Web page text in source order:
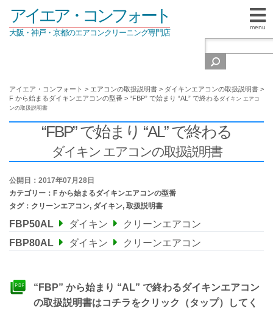
menu
アイエア・コンフォート
大阪・神戸・京都のエアコンクリーニング専門店
アイエア・コンフォート > エアコンの取扱説明書 > ダイキンエアコンの取扱説明書 >
F から始まるダイキンエアコンの型番 > “FBP” で始まり “AL” で終わる ダイキン エアコ
ンの取扱説明書
“FBP” で始まり “AL” で終わる
ダイキン エアコンの取扱説明書
公開日：2017年07月28日
カテゴリー： F から始まるダイキンエアコンの型番
タグ： クリーンエアコン, ダイキン, 取扱説明書
FBP50AL ダイキン
クリーンエアコン
FBP80AL
ダイキン クリーンエアコン
“FBP” から始まり “AL” で終わるダイキンエアコン
の取扱説明書はコチラをクリック（タップ）してく